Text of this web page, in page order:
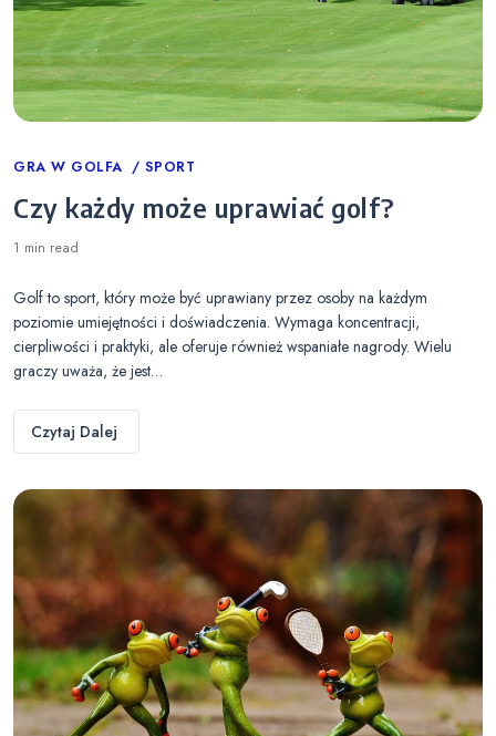
Categories
GRA W GOLFA SPORT
Czy każdy może uprawiać golf?
1 min read
Golf to sport, który może być uprawiany przez osoby na każdym
poziomie umiejętności i doświadczenia. Wymaga koncentracji,
cierpliwości i praktyki, ale oferuje również wspaniałe nagrody. Wielu
graczy uważa, że jest…
Czytaj Dalej